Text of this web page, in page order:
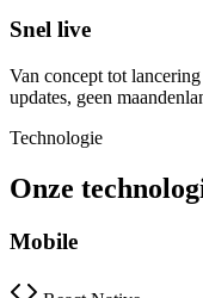
Snel live
Van concept tot
updates, geen
Technologie
Onze
Mobile